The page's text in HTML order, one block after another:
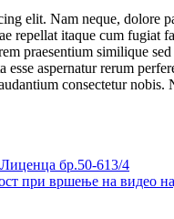
elit. Nam neque, dolore
repellat itaque cum fugiat
praesentium similique
aspernatur rerum
consectetur nobis.
Лиценца бр.50-613/4
при вршење на видео